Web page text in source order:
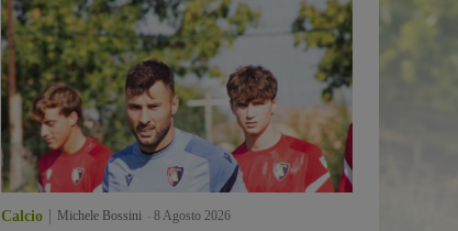
Calcio Michele Bossini 8 Agosto 2026